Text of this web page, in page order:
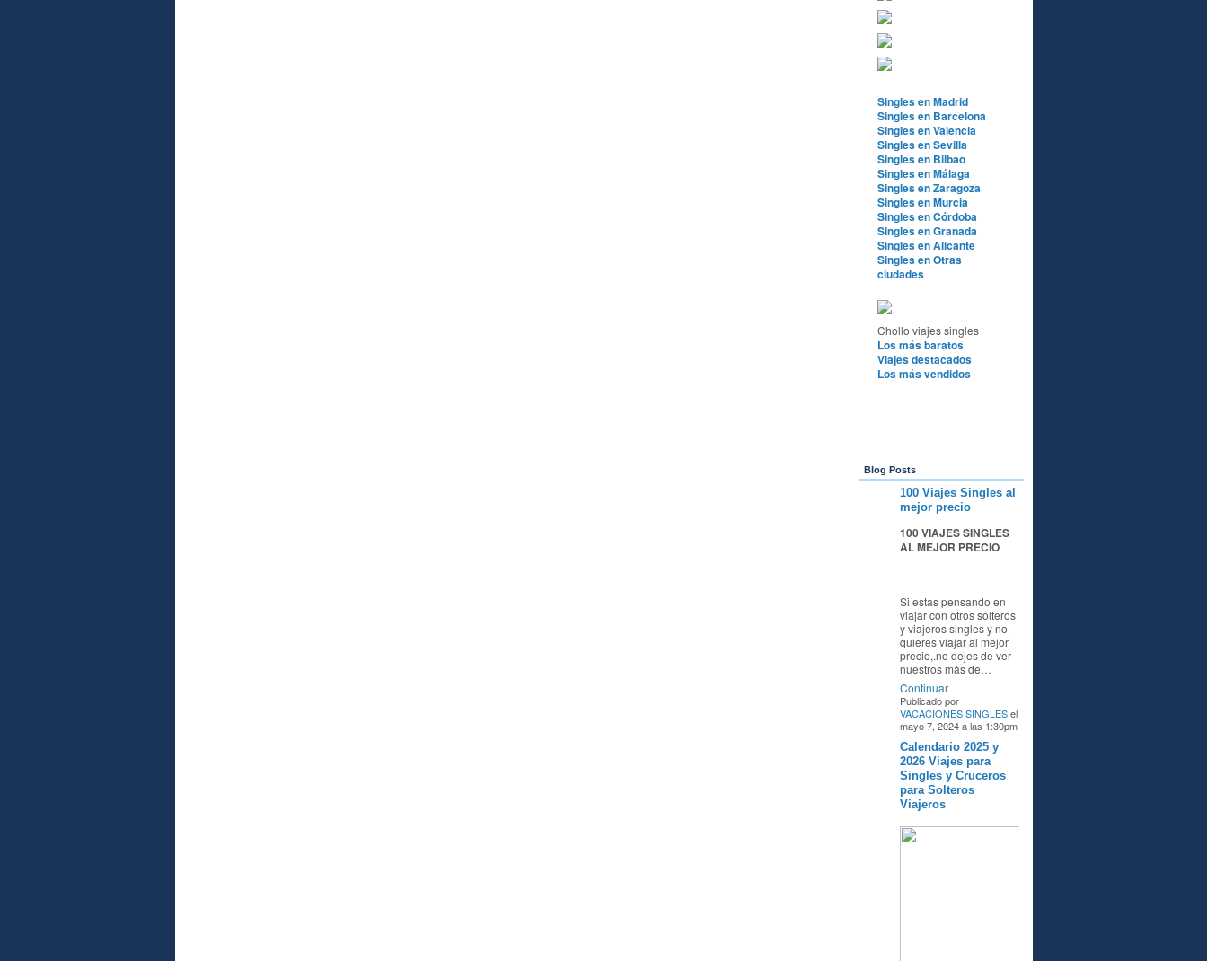
Singles en Madrid
Singles en Barcelona
Singles en Valencia
Singles en Sevilla
Singles en Bilbao
Singles en Málaga
Singles en Zaragoza
Singles en Murcia
Singles en Córdoba
Singles en Granada
Singles en Alicante
Singles en Otras
ciudades
Chollo viajes singles
Los más baratos
Viajes destacados
Los más vendidos
Blog Posts
100 Viajes Singles al
mejor precio
100 VIAJES SINGLES
AL MEJOR PRECIO
Si estas pensando en
viajar con otros solteros
y viajeros singles y no
quieres viajar al mejor
precio,.no dejes de ver
nuestros más de…
Continuar
Publicado por
VACACIONES SINGLESel
mayo 7, 2024 a las 1:30pm
Calendario 2025 y
2026 Viajes para
Singles y Cruceros
para Solteros
Viajeros